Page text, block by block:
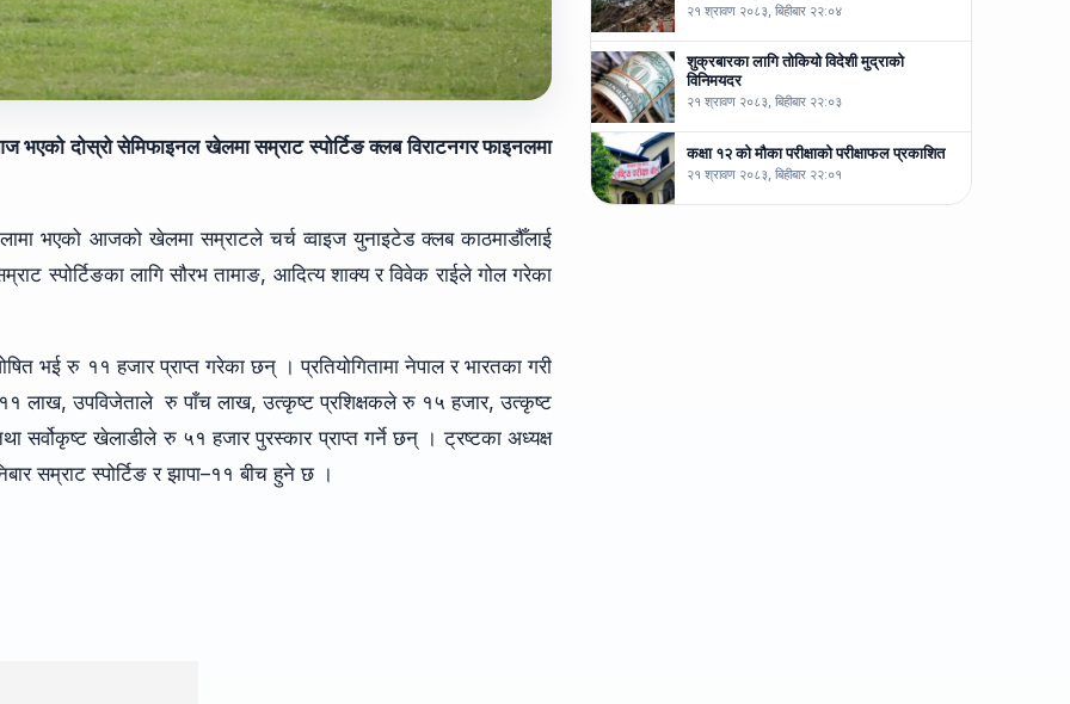
दोस्रो सेमिफाइनल खेलमा सम्राट स्पोर्टिङ क्लब विराटनगर फाइनलमा
भएको आजको खेलमा सम्राटले चर्च व्वाइज युनाइटेड क्लब काठमाडौँलाई
स्पोर्टिङका लागि सौरभ तामाङ, आदित्य शाक्य र विवेक राईले गोल गरेका
भई रु ११ हजार प्राप्त गरेका छन् । प्रतियोगितामा नेपाल र भारतका गरी
लाख, उपविजेताले रु पाँच लाख, उत्कृष्ट प्रशिक्षकले रु १५ हजार, उत्कृष्ट
सर्वोकृष्ट खेलाडीले रु ५१ हजार पुरस्कार प्राप्त गर्ने छन् । ट्रष्टका अध्यक्ष
सम्राट स्पोर्टिङ र झापा–११ बीच हुने छ ।
२१ श्रावण २०८३, बिहीबार २२:०४
शुक्रबारका लागि तोकियो विदेशी मुद्राको
विनिमयदर
२१ श्रावण २०८३, बिहीबार २२:०३
कक्षा १२ को मौका परीक्षाको परीक्षाफल प्रकाशित
२१ श्रावण २०८३, बिहीबार २२:०१